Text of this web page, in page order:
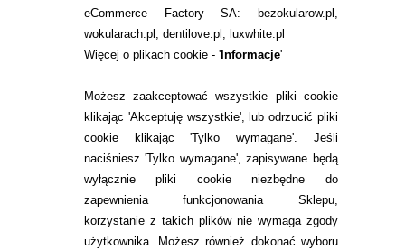
eCommerce Factory SA: bezokularow.pl,
wokularach.pl, dentilove.pl, luxwhite.pl
Więcej o plikach cookie - 'Informacje'
Możesz zaakceptować wszystkie pliki cookie
klikając 'Akceptuję wszystkie', lub odrzucić pliki
cookie klikając 'Tylko wymagane'. Jeśli
naciśniesz 'Tylko wymagane', zapisywane będą
wyłącznie pliki cookie niezbędne do
zapewnienia funkcjonowania Sklepu,
korzystanie z takich plików nie wymaga zgody
użytkownika. Możesz również dokonać wyboru
RANKINGI SOCZEWEK
SOCZEWKI KOLOROWE
Zwrot (odstąpienie od umowy)
ZMIEŃ USTAWIENIA ZGODY NA CIASTECZKA
KONTAKT
telefon:
22 113 44 42